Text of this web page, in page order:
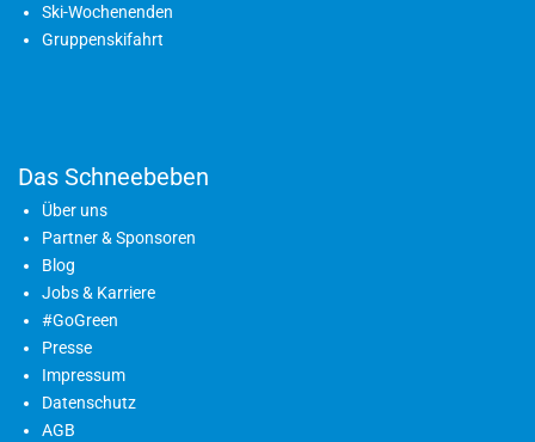
Ski-Wochenenden
Gruppenskifahrt
Das Schneebeben
Über uns
Partner & Sponsoren
Blog
Jobs & Karriere
#GoGreen
Presse
Impressum
Datenschutz
AGB